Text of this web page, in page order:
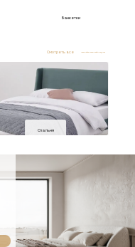
Банкетки
Смотреть все
Спальня